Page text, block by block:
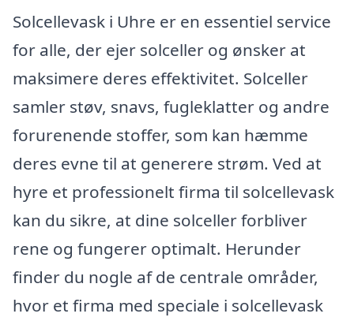
Solcellevask i Uhre er en essentiel service
for alle, der ejer solceller og ønsker at
maksimere deres effektivitet. Solceller
samler støv, snavs, fugleklatter og andre
forurenende stoffer, som kan hæmme
deres evne til at generere strøm. Ved at
hyre et professionelt firma til solcellevask
kan du sikre, at dine solceller forbliver
rene og fungerer optimalt. Herunder
finder du nogle af de centrale områder,
hvor et firma med speciale i solcellevask